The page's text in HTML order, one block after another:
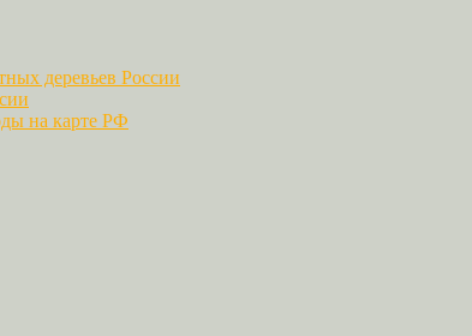
деревьев России
на карте РФ